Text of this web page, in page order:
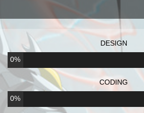
DESIGN
0%
CODING
0%